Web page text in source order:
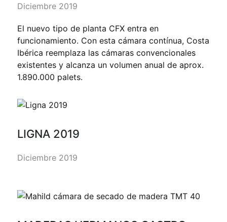
Diciembre 2019
El nuevo tipo de planta CFX entra en
funcionamiento. Con esta cámara contínua, Costa
Ibérica reemplaza las cámaras convencionales
existentes y alcanza un volumen anual de aprox.
1.890.000 palets.
LIGNA 2019
Diciembre 2019